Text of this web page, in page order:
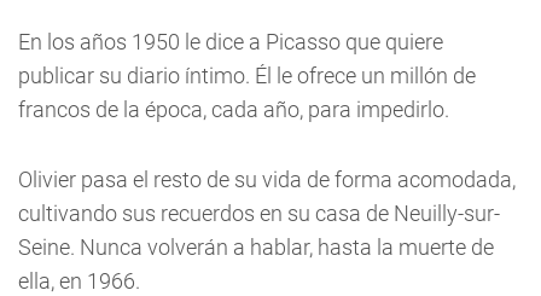
En los años 1950 le dice a Picasso que quiere
publicar su diario íntimo. Él le ofrece un millón de
francos de la época, cada año, para impedirlo.
Olivier pasa el resto de su vida de forma acomodada,
cultivando sus recuerdos en su casa de Neuilly-sur-
Seine. Nunca volverán a hablar, hasta la muerte de
ella, en 1966.